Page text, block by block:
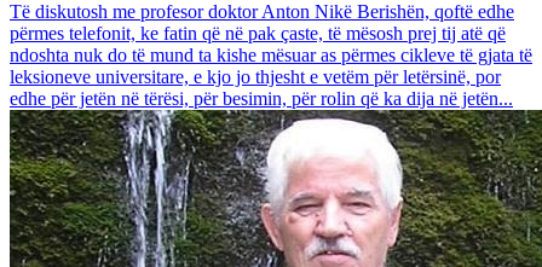
Të diskutosh me profesor doktor Anton Nikë Berishën, qoftë edhe
përmes telefonit, ke fatin që në pak çaste, të mësosh prej tij atë që
ndoshta nuk do të mund ta kishe mësuar as përmes cikleve të gjata të
leksioneve universitare, e kjo jo thjesht e vetëm për letërsinë, por
edhe për jetën në tërësi, për besimin, për rolin që ka dija në jetën...